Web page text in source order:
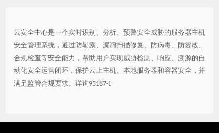
云安全中心是一个实时识别、分析、预警安全威胁的服务器主机
安全管理系统，通过防勒索、漏洞扫描修复、防病毒、防篡改、
合规检查等安全能力，帮助用户实现威胁检测、响应、溯源的自
动化安全运营闭环，保护云上主机、本地服务器和容器安全，并
满足监管合规要求。详询95187-1